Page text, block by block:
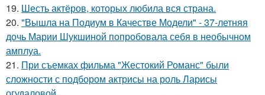
19. Шесть актёров, которых любила вся страна.
20. "Вышла на Подиум в Качестве Модели" - 37-летняя
дочь Марии Шукшиной попробовала себя в необычном
амплуа.
21. При съемках фильма "Жестокий Романс" были
сложности с подбором актрисы на роль Ларисы